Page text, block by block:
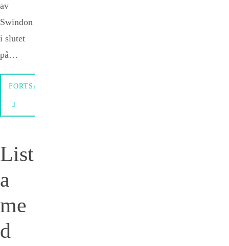
av
Swindon
i slutet
på…
FORTSÄTTNING
List
a
me
d